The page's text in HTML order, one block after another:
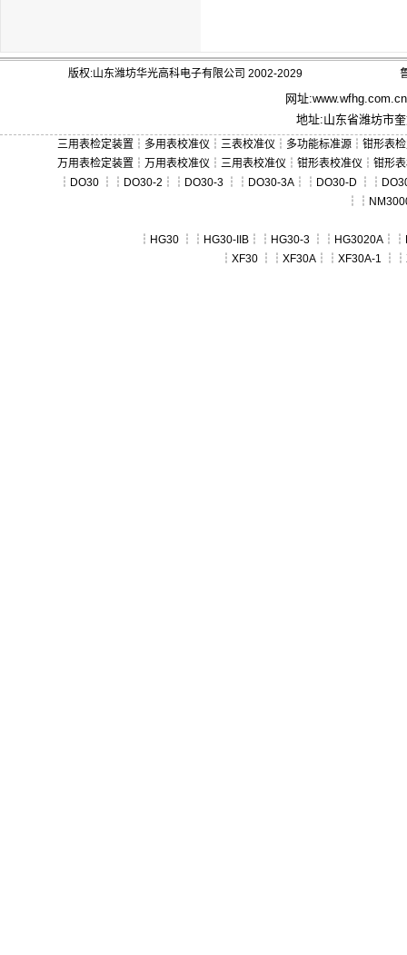
版权:山东潍坊华光高科电子有限公司 2002-2029
网址:www.wfhg.com.cn
地址:山东省潍坊市
三用表检定装置 ┆ 多用表校准仪 ┆ 三表校准仪 ┆ 多功能标准源 ┆ 钳形表
万用表检定装置 ┆ 万用表校准仪 ┆ 三用表校准仪 ┆ 钳形表校准仪 ┆ 钳形
┆ DO30 ┆┆ DO30-2 ┆┆ DO30-3 ┆┆ DO30-3A ┆┆ DO30-D ┆┆
┆┆
┆ HG30 ┆┆ HG30-IIB ┆┆ HG30-3 ┆┆ HG3020A ┆┆
┆ XF30 ┆┆ XF30A ┆┆ XF30A-1 ┆┆